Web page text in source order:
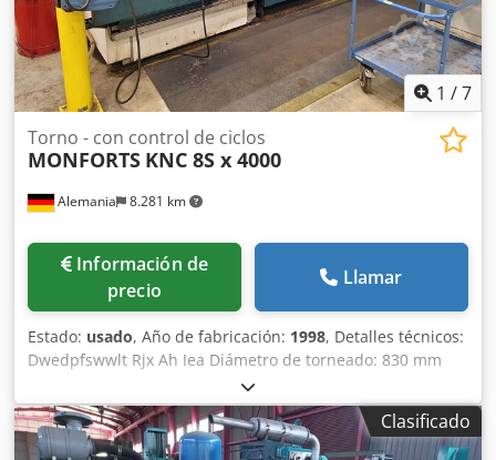
1 /7
Alemania 8.281 km
Torno - con control de ciclos
MONFORTS KNC 8S x 4000
Información de
precio
Llamar
Estado: usado, Año de fabricación: 1998, Detalles técnicos:
Dwedpfswwlt Rjx Ah Iea Diámetro de torneado: 830 mm
Longitud de torneado: 4000 mm Diámetro de torneado
sobre el carro transversal: 540 mm Agujero del husillo: 130
mm Rango de velocidades: 2 - 1600 rpm Velocidad de
avance rápido: 4 / 5 m/min Velocidad de avance: 1 - 2000
Clasificado